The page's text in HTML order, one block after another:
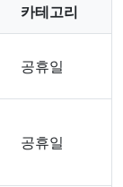
카테고리
공휴일
공휴일